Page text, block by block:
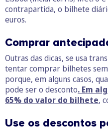
contrapartida, o bilhete
euros.
Comprar
Outras das dicas, se usa
tentar comprar bilhetes
porque, em alguns casos,
pode ser o desconto. Em
65% do valor do bilhete,
Use os descontos